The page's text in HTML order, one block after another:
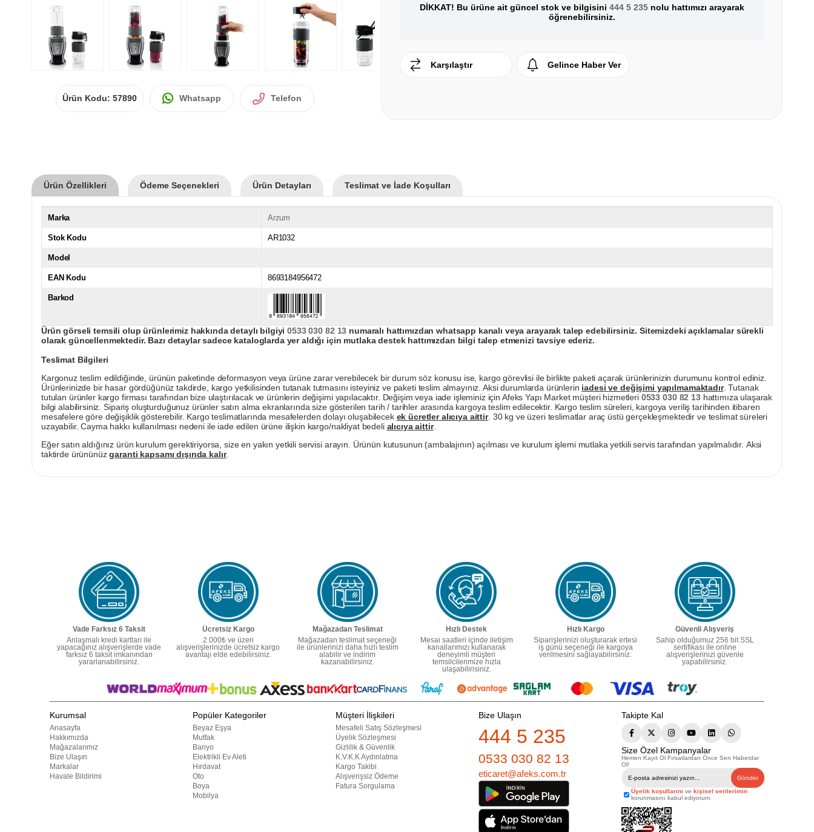
Ürün Kodu: 57890 Whatsapp Telefon
DİKKAT! Bu ürüne ait güncel stok ve bilgisini 444 5 235nolu hattımızı arayarak
öğrenebilirsiniz.
Karşılaştır Gelince Haber Ver
Ürün Özellikleri Ödeme Seçenekleri Ürün Detayları Teslimat ve İade Koşulları
Marka Arzum
Stok Kodu AR1032
Model
EAN Kodu 8693184956472
Barkod
Ürün görseli temsili olup ürünlerimiz hakkında detaylı bilgiyi0533 030 82 13 numaralı hattımızdan whatsapp kanalı veya arayarak talep edebilirsiniz. Sitemizdeki açıklamalar sürekli
olarak güncellenmektedir. Bazı detaylar sadece kataloglarda yer aldığı için mutlaka destek hattımızdan bilgi talep etmenizi tavsiye ederiz.
Teslimat Bilgileri
Kargonuz teslim edildiğinde, ürünün paketinde deformasyon veya ürüne zarar verebilecek bir durum söz konusu ise, kargo görevlisi ile birlikte paketi açarak ürünlerinizin durumunu kontrol ediniz.
Ürünlerinizde bir hasar gördüğünüz takdirde, kargo yetkilisinden tutanak tutmasını isteyiniz ve paketi teslim almayınız. Aksi durumlarda ürünlerin iadesi ve değişimi yapılmamaktadır. Tutanak
tutulan ürünler kargo firması tarafından bize ulaştırılacak ve ürünlerin değişimi yapılacaktır. Değişim veya iade işleminiz için Afeks Yapı Market müşteri hizmetleri 0533 030 82 13hattımıza ulaşarak
bilgi alabilirsiniz. Sipariş oluşturduğunuz ürünler satın alma ekranlarında size gösterilen tarih / tarihler arasında kargoya teslim edilecektir. Kargo teslim süreleri, kargoya veriliş tarihinden itibaren
mesafelere göre değişiklik gösterebilir. Kargo teslimatlarında mesafelerden dolayı oluşabilecek ek ücretler alıcıya aittir. 30 kg ve üzeri teslimatlar araç üstü gerçekleşmektedir ve teslimat süreleri
uzayabilir. Cayma hakkı kullanılması nedeni ile iade edilen ürüne ilişkin kargo/nakliyat bedeli alıcıya aittir.
Eğer satın aldığınız ürün kurulum gerektiriyorsa, size en yakın yetkili servisi arayın. Ürünün kutusunun (ambalajının) açılması ve kurulum işlemi mutlaka yetkili servis tarafından yapılmalıdır. Aksi
taktirde ürününüzgaranti kapsamı dışında kalır.
Vade Farksız 6 Taksit
Anlaşmalı kredi kartları ile
yapacağınız alışverişlerde vade
farksız 6 taksit imkanından
yararlanabilirsiniz.
Ücretsiz Kargo
2.000₺ ve üzeri
alışverişlerinizde ücretsiz kargo
avantajı elde edebilirsiniz.
Mağazadan Teslimat
Mağazadan teslimat seçeneği
ile ürünlerinizi daha hızlı teslim
alabilir ve indirim
kazanabilirsiniz.
Hızlı Destek
Mesai saatleri içinde iletişim
kanallarımızı kullanarak
deneyimli müşteri
temsilcilerimize hızla
ulaşabilirisiniz.
Hızlı Kargo
Siparişlerinizi oluşturarak ertesi
iş günü seçeneği ile kargoya
verilmesini sağlayabilirsiniz.
Güvenli Alışveriş
Sahip olduğumuz 256 bit SSL
sertifikası ile online
alışverişlerinizi güvenle
yapabilirsiniz.
Kurumsal
Anasayfa
Hakkımızda
Mağazalarımız
Bize Ulaşın
Markalar
Havale Bildirimi
Popüler Kategoriler
Beyaz Eşya
Mutfak
Banyo
Elektrikli Ev Aleti
Hırdavat
Oto
Boya
Mobilya
Müşteri İlişkileri
Mesafeli Satış Sözleşmesi
Üyelik Sözleşmesi
Gizlilik & Güvenlik
K.V.K.K Aydınlatma
Kargo Takibi
Alışverişsiz Ödeme
Fatura Sorgulama
Bize Ulaşın
444 5 235
0533 030 82 13
eticaret@afeks.com.tr
Takipte Kal
Size Özel Kampanyalar
Hemen Kayıt Ol Fırsatlardan Önce Sen Haberdar
Ol!
Gönder
Üyelik koşullarını ve kişisel verilerimin
korunmasını kabul ediyorum.